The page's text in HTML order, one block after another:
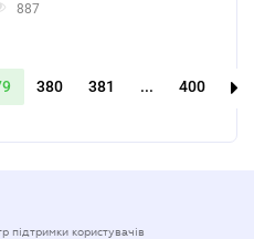
887
380 381 ... 400
підтримки користувачів